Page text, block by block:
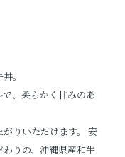
。
、柔らかく甘みのあ
りいただけます。 安
りの、沖縄県産和牛